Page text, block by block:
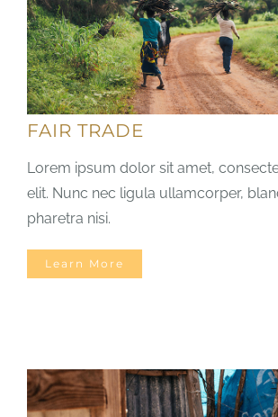
FAIR TRADE
Lorem ipsum dolor sit amet,
elit. Nunc nec ligula ullamcorper,
pharetra nisi.
Learn More